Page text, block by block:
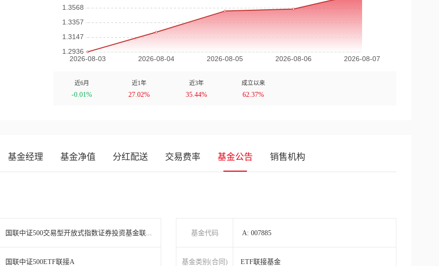
近6月
-0.01%
近1年
27.02%
近3年
35.44%
成立以来
62.37%
基金经理 基金净值 分红配送 交易费率 基金公告 销售机构
国联中证500交易型开放式指数证券投资基金联...
国联中证500ETF联接A
基金代码 A: 007885
基金类别(合同) ETF联接基金